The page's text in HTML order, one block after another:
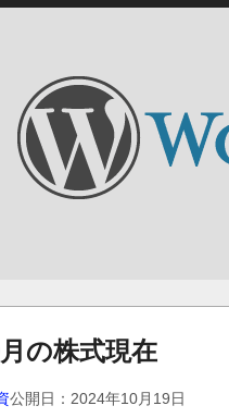
の株式現在
公開日：2024年10月19日